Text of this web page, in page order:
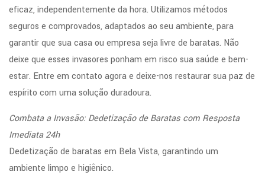
eficaz, independentemente da hora. Utilizamos métodos
seguros e comprovados, adaptados ao seu ambiente, para
garantir que sua casa ou empresa seja livre de baratas. Não
deixe que esses invasores ponham em risco sua saúde e bem-
estar. Entre em contato agora e deixe-nos restaurar sua paz de
espírito com uma solução duradoura.
Combata a Invasão: Dedetização de Baratas com Resposta
Imediata 24h
Dedetização de baratas em Bela Vista, garantindo um
ambiente limpo e higiênico.